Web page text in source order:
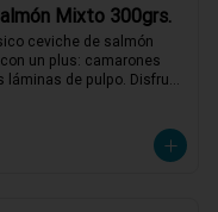
corresponde al producto
completa, salsas o
incluidos.
Mixto 300grs.
ceviche de salmón
un plus: camarones
láminas de pulpo. Disfruta
que hará bailar tu paladar